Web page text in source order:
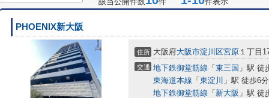
PHOENIX新大阪
住所 大阪府大阪市淀川区宮原 １丁目
交通 地下鉄御堂筋線 「 東三国 」駅 徒
東海道本線 「 東淀川 」駅 徒歩6分
地下鉄御堂筋線 「 新大阪 」駅 徒